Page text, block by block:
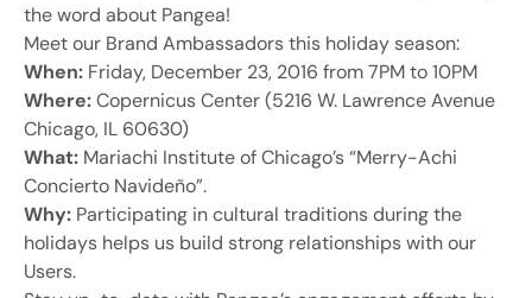
the word about Pangea!
Meet our Brand Ambassadors this holiday season:
When: Friday, December 23, 2016 from 7PM to 10PM
Where:Copernicus Center (5216 W. Lawrence Avenue
Chicago, IL 60630)
What: Mariachi Institute of Chicago’s “Merry-Achi
Concierto Navideño”.
Why: Participating in cultural traditions during the
holidays helps us build strong relationships with our
Users.